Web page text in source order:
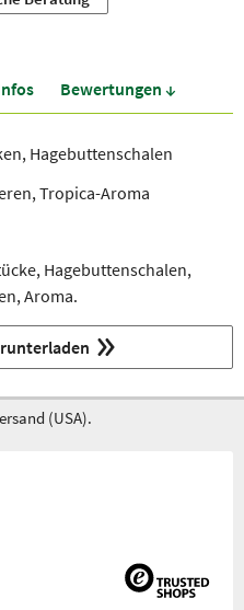
Bewer­tungen ↓
Hagebuttenschalen
Tropica-Aroma
Hagebuttenschalen,
Aroma.
(USA).